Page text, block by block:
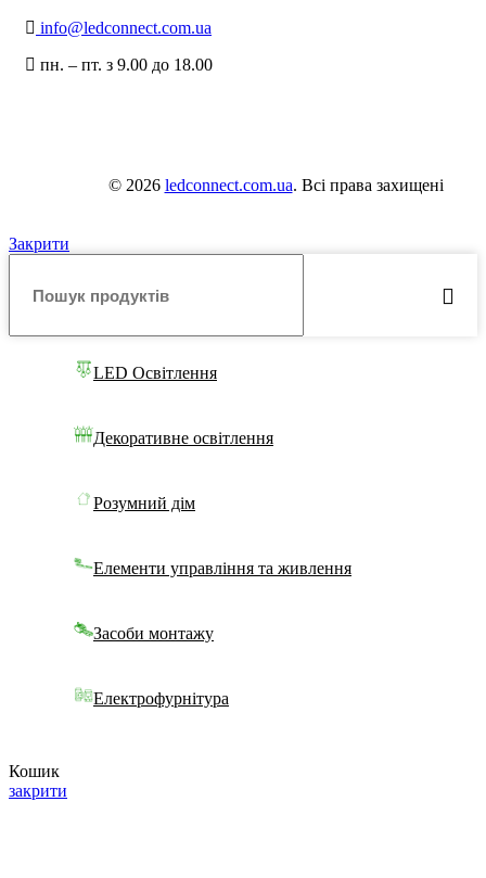
info@ledconnect.com.ua
пн. – пт. з 9.00 до 18.00
© 2026 ledconnect.com.ua. Всі права захищені
Закрити
LED Освітлення
Декоративне освітлення
Розумний дім
Елементи управління та живлення
Засоби монтажу
Електрофурнітура
Кошик
закрити